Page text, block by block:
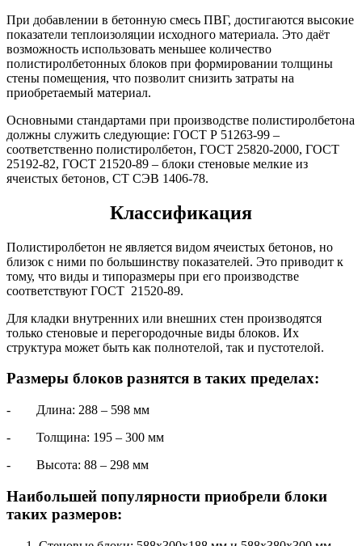
При добавлении в бетонную смесь ПВГ, достигаются высокие
показатели теплоизоляции исходного материала. Это даёт
возможность использовать меньшее количество
полистиролбетонных блоков при формировании толщины
стены помещения, что позволит снизить затраты на
приобретаемый материал.
Основными стандартами при производстве полистиролбетона
должны служить следующие: ГОСТ Р 51263-99 –
соответственно полистиролбетон, ГОСТ 25820-2000, ГОСТ
25192-82, ГОСТ 21520-89 – блоки стеновые мелкие из
ячеистых бетонов, СТ СЭВ 1406-78.
Классификация
Полистиролбетон не является видом ячеистых бетонов, но
близок с ними по большинству показателей. Это приводит к
тому, что виды и типоразмеры при его производстве
соответствуют ГОСТ 21520-89.
Для кладки внутренних или внешних стен производятся
только стеновые и перегородочные виды блоков. Их
структура может быть как полнотелой, так и пустотелой.
Размеры блоков разнятся в таких пределах:
- Длина: 288 – 598 мм
- Толщина: 195 – 300 мм
- Высота: 88 – 298 мм
Наибольшей популярности приобрели блоки
таких размеров: